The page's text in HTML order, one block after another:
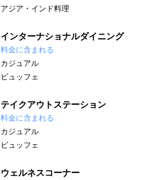
アジア・インド料理
インターナショナルダイニング
料金に含まれる
カジュアル
ビュッフェ
テイクアウトステーション
料金に含まれる
カジュアル
ビュッフェ
ウェルネスコーナー